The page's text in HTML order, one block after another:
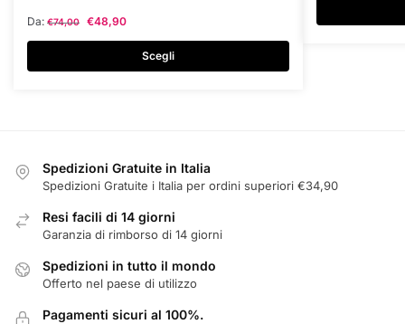
Da: €74,00 €48,90
Scegli
Le
scelte
nella
del
Spedizioni Gratuite in Italia
Spedizioni Gratuite i Italia per ordini superiori €34,90
Resi facili di 14 giorni
Garanzia di rimborso di 14 giorni
Spedizioni in tutto il mondo
Offerto nel paese di utilizzo
Pagamenti sicuri al 100%.